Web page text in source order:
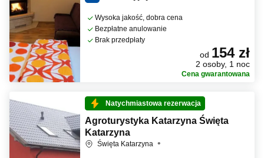
Wysoka jakość, dobra cena
Bezpłatne anulowanie
Brak przedpłaty
od 154 zł
2 osoby, 1 noc
Cena gwarantowana
Natychmiastowa rezerwacja
Agroturystyka Katarzyna Święta
Katarzyna
Święta Katarzyna